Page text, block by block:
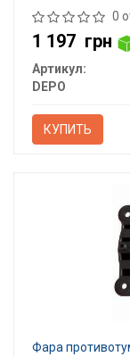
0
1 197 грн
Артикул:
DEPO
КУПИТЬ
Фара